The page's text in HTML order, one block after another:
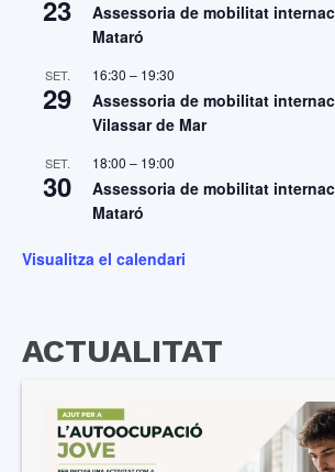
23
Assessoria de mobilitat
Mataró
SET.
29
16:30 – 19:30
Assessoria de mobilitat
Vilassar de Mar
SET.
30
18:00 – 19:00
Assessoria de mobilitat
Mataró
Visualitza el calendari
ACTUALITAT